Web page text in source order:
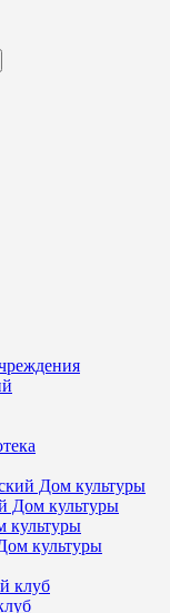
"Культура
Дом культуры
Дом культуры
культуры
культуры
клуб